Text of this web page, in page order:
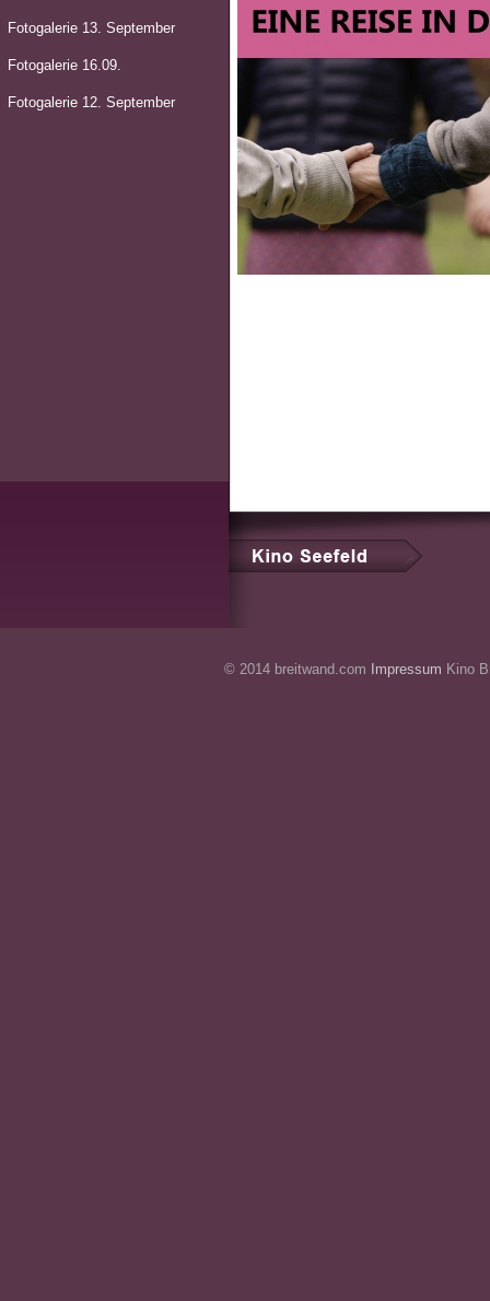
Fotogalerie 13. September
Fotogalerie 16.09.
Fotogalerie 12. September
© 2014 breitwand.com Impressum Kino